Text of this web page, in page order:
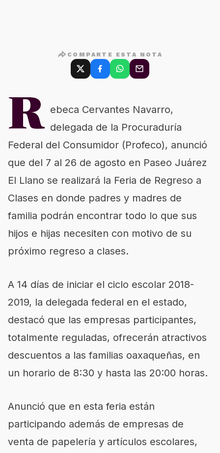
COMPARTE ESTA NOTA
R ebeca Cervantes Navarro,
delegada de la Procuraduría
Federal del Consumidor (Profeco), anunció
que del 7 al 26 de agosto en Paseo Juárez
El Llano se realizará la Feria de Regreso a
Clases en donde padres y madres de
familia podrán encontrar todo lo que sus
hijos e hijas necesiten con motivo de su
próximo regreso a clases.
A 14 días de iniciar el ciclo escolar 2018-
2019, la delegada federal en el estado,
destacó que las empresas participantes,
totalmente reguladas, ofrecerán atractivos
descuentos a las familias oaxaqueñas, en
un horario de 8:30 y hasta las 20:00 horas.
Anunció que en esta feria están
participando además de empresas de
venta de papelería y artículos escolares,